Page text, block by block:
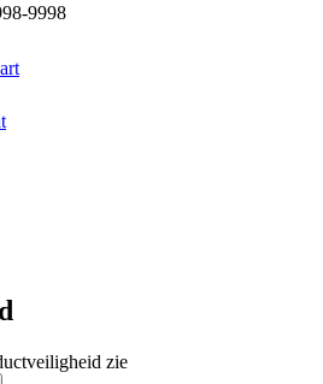
9998
zie